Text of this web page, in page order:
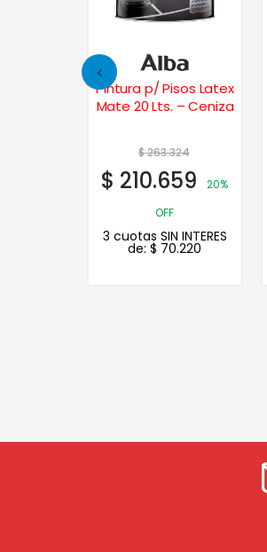
Pintura p/ Pisos Latex
Mate 20 Lts. – Ceniza
$263.324
$ 210.659
20%
OFF
3 cuotas SIN INTERES
de:$ 70.220